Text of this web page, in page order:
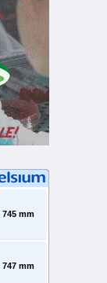
745 mm
747 mm